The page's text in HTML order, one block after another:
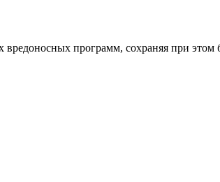
программ, сохраняя при этом